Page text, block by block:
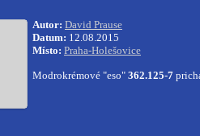
Autor: David Prause
Datum: 12.08.2015
Místo: Praha-Holešovice
Modrokrémové "eso" 362.125-7